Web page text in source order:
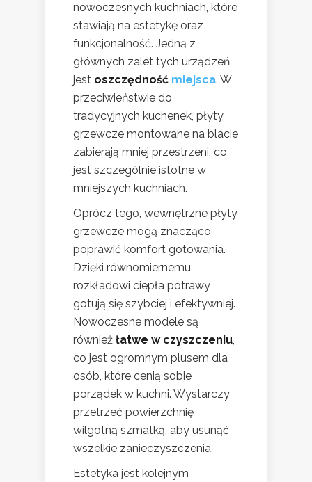
nowoczesnych kuchniach, które
stawiają na estetykę oraz
funkcjonalność. Jedną z
głównych zalet tych urządzeń
jest oszczędność miejsca. W
przeciwieństwie do
tradycyjnych kuchenek, płyty
grzewcze montowane na blacie
zabierają mniej przestrzeni, co
jest szczególnie istotne w
mniejszych kuchniach.
Oprócz tego, wewnętrzne płyty
grzewcze mogą znacząco
poprawić komfort gotowania.
Dzięki równomiernemu
rozkładowi ciepła potrawy
gotują się szybciej i efektywniej.
Nowoczesne modele są
również łatwe w czyszczeniu,
co jest ogromnym plusem dla
osób, które cenią sobie
porządek w kuchni. Wystarczy
przetrzeć powierzchnię
wilgotną szmatką, aby usunąć
wszelkie zanieczyszczenia.
Estetyka jest kolejnym